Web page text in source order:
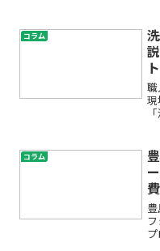
コラム
コラム